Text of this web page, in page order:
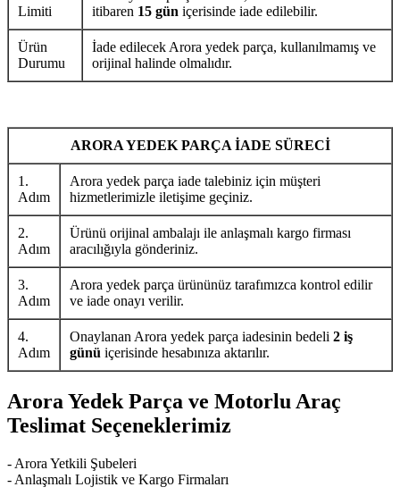
Limiti
itibaren 15 gün içerisinde iade edilebilir.
Ürün
Durumu
İade edilecek Arora yedek parça, kullanılmamış ve
orijinal halinde olmalıdır.
ARORA YEDEK PARÇA İADE SÜRECİ
1.
Adım
Arora yedek parça iade talebiniz için müşteri
hizmetlerimizle iletişime geçiniz.
2.
Adım
Ürünü orijinal ambalajı ile anlaşmalı kargo firması
aracılığıyla gönderiniz.
3.
Adım
Arora yedek parça ürününüz tarafımızca kontrol edilir
ve iade onayı verilir.
4.
Adım
Onaylanan Arora yedek parça iadesinin bedeli 2 iş
günü içerisinde hesabınıza aktarılır.
Arora Yedek Parça ve Motorlu Araç
Teslimat Seçeneklerimiz
- Arora Yetkili Şubeleri
- Anlaşmalı Lojistik ve Kargo Firmaları